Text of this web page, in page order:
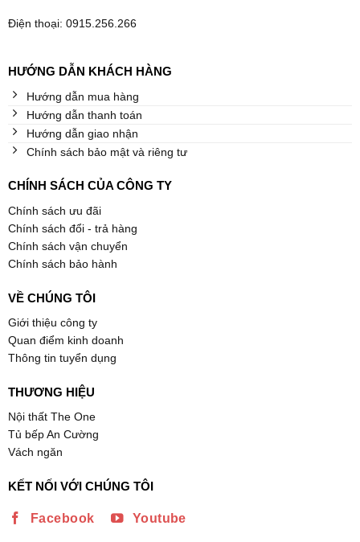
Điện thoại: 0915.256.266
HƯỚNG DẪN KHÁCH HÀNG
Hướng dẫn mua hàng
Hướng dẫn thanh toán
Hướng dẫn giao nhận
Chính sách bảo mật và riêng tư
CHÍNH SÁCH CỦA CÔNG TY
Chính sách ưu đãi
Chính sách đổi - trả hàng
Chính sách vận chuyển
Chính sách bảo hành
VỀ CHÚNG TÔI
Giới thiệu công ty
Quan điểm kinh doanh
Thông tin tuyển dụng
THƯƠNG HIỆU
Nội thất The One
Tủ bếp An Cường
Vách ngăn
KẾT NỐI VỚI CHÚNG TÔI
Facebook Youtube